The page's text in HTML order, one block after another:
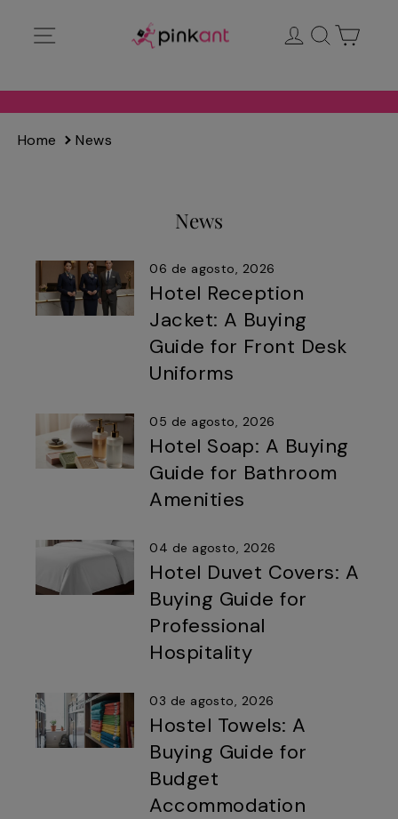
directamente
Ingresar
Buscar
Home News
News
06 de agosto, 2026
Hotel Reception
Jacket: A Buying
Guide for Front Desk
Uniforms
05 de agosto, 2026
Hotel Soap: A Buying
Guide for Bathroom
Amenities
04 de agosto, 2026
Hotel Duvet Covers: A
Buying Guide for
Professional
Hospitality
03 de agosto, 2026
Hostel Towels: A
Buying Guide for
Budget
Accommodation